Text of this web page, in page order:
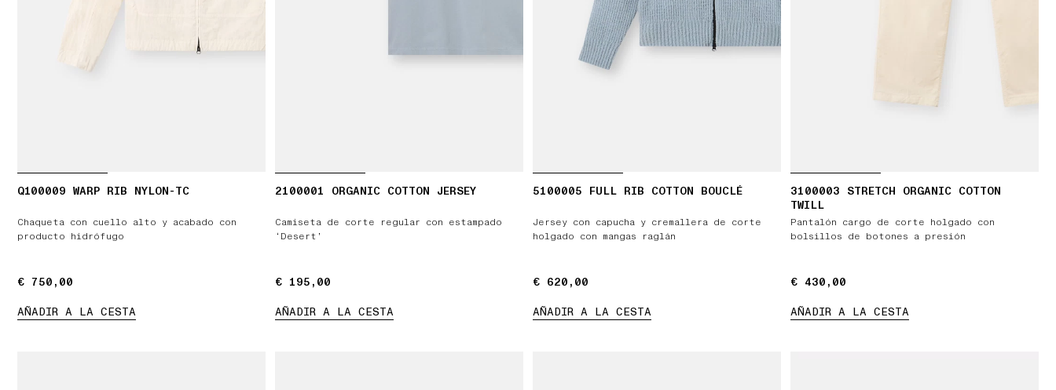
Q100009 WARP RIB NYLON-TC
Chaqueta con cuello alto y acabado con
producto hidrófugo
€ 750,00
€ 750,00
AÑADIR A LA CESTA
2100001 ORGANIC COTTON JERSEY
Camiseta de corte regular con estampado
‘Desert’
€ 195,00
€ 195,00
AÑADIR A LA CESTA
5100005 FULL RIB COTTON BOUCLÉ
Jersey con capucha y cremallera de corte
holgado con mangas raglán
€ 620,00
€ 620,00
AÑADIR A LA CESTA
3100003 STRETCH ORGANIC COTTON
TWILL
Pantalón cargo de corte holgado con
bolsillos de botones a presión
€ 430,00
€ 430,00
AÑADIR A LA CESTA